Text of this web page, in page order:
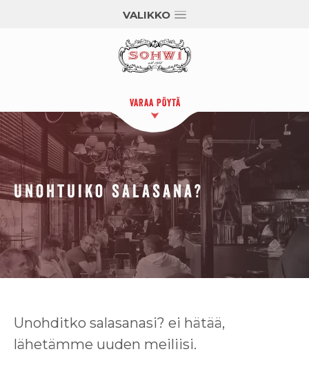
VALIKKO
VARAA PÖYTÄ
Unohtuiko salasana?
Unohditko salasanasi? ei hätää,
lähetämme uuden meiliisi.